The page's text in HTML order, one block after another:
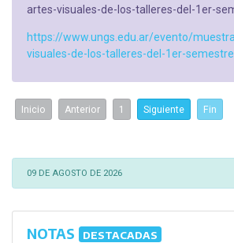
artes-visuales-de-los-talleres-del-1er-
https://www.ungs.edu.ar/evento/
visuales-de-los-talleres-del-1er-
Inicio Anterior 1 Siguiente Fin
09 DE AGOSTO DE 2026
NOTAS DESTACADAS